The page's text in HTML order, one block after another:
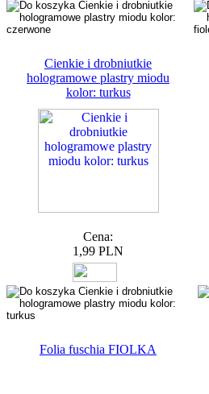
Cienkie i drobniutkie
hologramowe plastry miodu
kolor: turkus
Cena:
1,99 PLN
Folia fuschia FIOLKA